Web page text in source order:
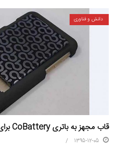
دانش و فناوری
قاب مجهز به باتری CoBattery برای آیفون ۷ و ۷ پلاس
1395-12-05